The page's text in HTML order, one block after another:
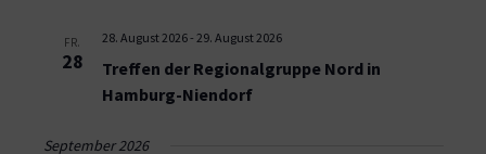
FR.
28
28. August 2026- 29. August 2026
Treffen der Regionalgruppe Nord in
Hamburg-Niendorf
September 2026